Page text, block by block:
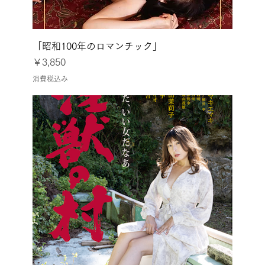
「昭和100年のロマンチック」
価格
￥3,850
消費税込み